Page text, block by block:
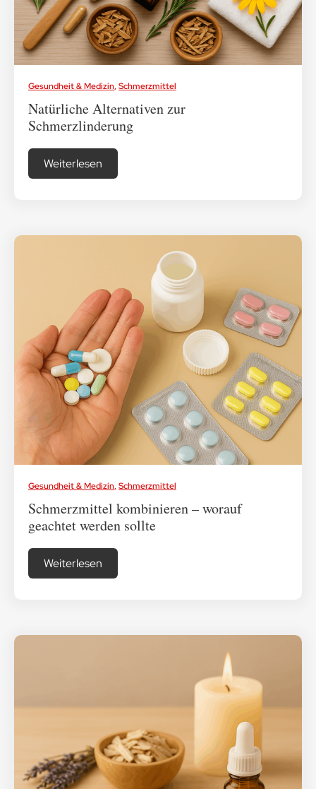
Gesundheit & Medizin,Schmerzmittel
Natürliche Alternativen zur
Schmerzlinderung
Weiterlesen
Gesundheit & Medizin,Schmerzmittel
Schmerzmittel kombinieren – worauf
geachtet werden sollte
Weiterlesen